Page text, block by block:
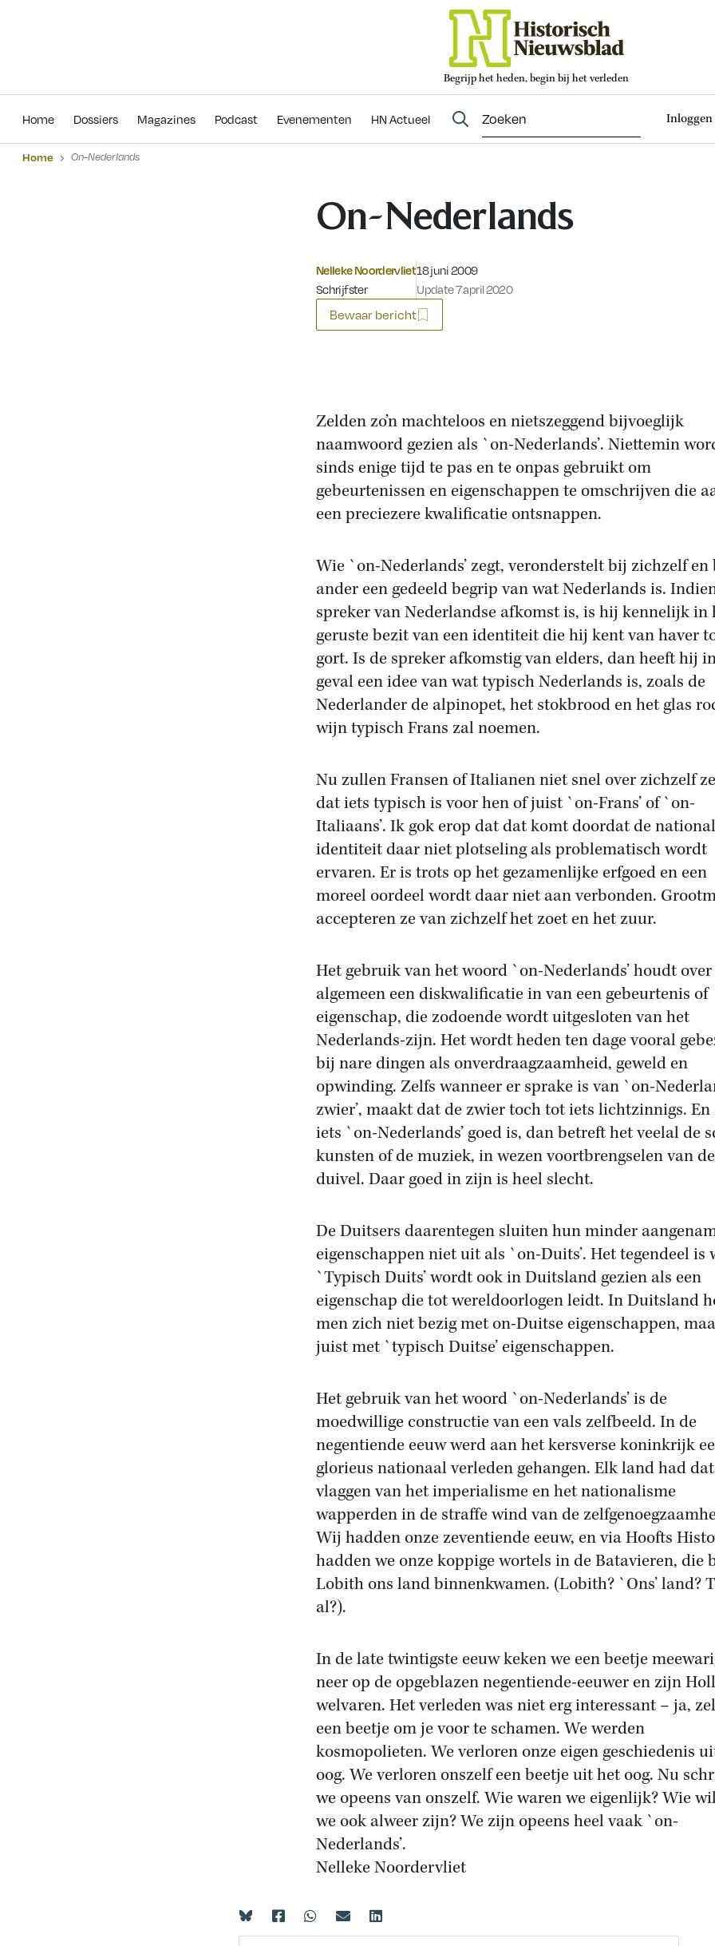
Begrijp het heden, begin bij het verleden
Home Dossiers Magazines Podcast Evenementen HN Actueel Inloggen
Evenementen
Home On-Nederlands
On-Nederlands
Nelleke Noordervliet
Schrijfster
Gepubliceerd op:
18 juni 2009
Update 7 april 2020
Bewaar bericht
Zelden zo’n machteloos en nietszeggend bijvoeglijk
naamwoord gezien als `on-Nederlands’. Niettemin
sinds enige tijd te pas en te onpas gebruikt om
gebeurtenissen en eigenschappen te omschrijven die
een preciezere kwalificatie ontsnappen.
Wie `on-Nederlands’ zegt, veronderstelt bij zichzelf en
ander een gedeeld begrip van wat Nederlands is.
spreker van Nederlandse afkomst is, is hij kennelijk in
geruste bezit van een identiteit die hij kent van haver
gort. Is de spreker afkomstig van elders, dan heeft hij
geval een idee van wat typisch Nederlands is, zoals de
Nederlander de alpinopet, het stokbrood en het glas
wijn typisch Frans zal noemen.
Nu zullen Fransen of Italianen niet snel over zichzelf
dat iets typisch is voor hen of juist `on-Frans’ of `on-
Italiaans’. Ik gok erop dat dat komt doordat de
identiteit daar niet plotseling als problematisch wordt
ervaren. Er is trots op het gezamenlijke erfgoed en een
moreel oordeel wordt daar niet aan verbonden.
accepteren ze van zichzelf het zoet en het zuur.
Het gebruik van het woord `on-Nederlands’ houdt
algemeen een diskwalificatie in van een gebeurtenis of
eigenschap, die zodoende wordt uitgesloten van het
Nederlands-zijn. Het wordt heden ten dage vooral
bij nare dingen als onverdraagzaamheid, geweld en
opwinding. Zelfs wanneer er sprake is van `on-
zwier’, maakt dat de zwier toch tot iets lichtzinnigs. En
iets `on-Nederlands’ goed is, dan betreft het veelal de
kunsten of de muziek, in wezen voortbrengselen van de
duivel. Daar goed in zijn is heel slecht.
De Duitsers daarentegen sluiten hun minder
eigenschappen niet uit als `on-Duits’. Het tegendeel is
`Typisch Duits’ wordt ook in Duitsland gezien als een
eigenschap die tot wereldoorlogen leidt. In Duitsland
men zich niet bezig met on-Duitse eigenschappen,
juist met `typisch Duitse’ eigenschappen.
Het gebruik van het woord `on-Nederlands’ is de
moedwillige constructie van een vals zelfbeeld. In de
negentiende eeuw werd aan het kersverse koninkrijk
glorieus nationaal verleden gehangen. Elk land had
vlaggen van het imperialisme en het nationalisme
wapperden in de straffe wind van de
Wij hadden onze zeventiende eeuw, en via Hoofts
hadden we onze koppige wortels in de Batavieren, die
Lobith ons land binnenkwamen. (Lobith? `Ons’ land?
al?).
In de late twintigste eeuw keken we een beetje
neer op de opgeblazen negentiende-eeuwer en zijn
welvaren. Het verleden was niet erg interessant – ja,
een beetje om je voor te schamen. We werden
kosmopolieten. We verloren onze eigen geschiedenis
oog. We verloren onszelf een beetje uit het oog. Nu
we opeens van onszelf. Wie waren we eigenlijk? Wie
we ook alweer zijn? We zijn opeens heel vaak `on-
Nederlands’.
Nelleke Noordervliet